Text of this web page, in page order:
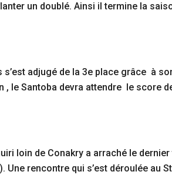
un doublé. Ainsi il termine la
adjugé de la 3e place grâce à
le Santoba devra attendre le score
loin de Conakry a arraché le
rencontre qui s’est déroulée au